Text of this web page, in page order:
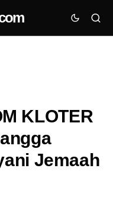
KLOTER
Jemaah